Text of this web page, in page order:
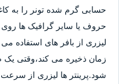
حسابی گرم شده تونر را به
حروف یا سایر گرافیک ها
لیزری از بافر های استفاده
زمان ذخیره می کند،وقتی
شود.پرینتر ها لیزری از سرعت